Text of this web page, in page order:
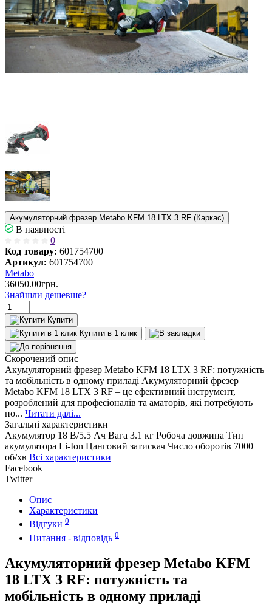
Акумуляторний фрезер Metabo KFM 18 LTX 3 RF (Каркас)
В наявності
0
Код товару: 601754700
Артикул: 601754700
Metabo
36050.00грн.
Знайшли дешевше?
Купити
Купити в 1 клик
Скорочений опис
Акумуляторний фрезер Metabo KFM 18 LTX 3 RF: потужність
та мобільність в одному приладі Акумуляторний фрезер
Metabo KFM 18 LTX 3 RF – це ефективний інструмент,
розроблений для професіоналів та аматорів, які потребують
по... Читати далі...
Загальні характеристики
Акумулятор 18 В/5.5 Ач Вага 3.1 кг Робоча довжина Тип
акумулятора Li-Ion Цанговий затискач Число оборотів 7000
об/хв Всі характеристики
Facebook
Twitter
Опис
Характеристики
Відгуки 0
Питання - відповідь 0
Акумуляторний фрезер Metabo KFM
18 LTX 3 RF: потужність та
мобільність в одному приладі